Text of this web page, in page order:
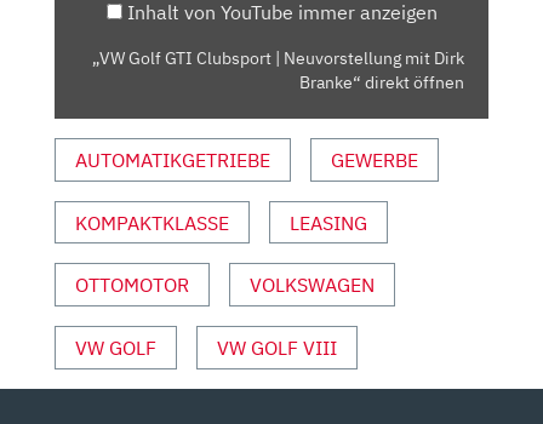
BRANKE“
ANZEIGEN
Inhalt von YouTube immer anzeigen
„VW Golf GTI Clubsport | Neuvorstellung mit Dirk
Branke“ direkt öffnen
AUTOMATIKGETRIEBE GEWERBE
KOMPAKTKLASSE LEASING
OTTOMOTOR VOLKSWAGEN
VW GOLF VW GOLF VIII